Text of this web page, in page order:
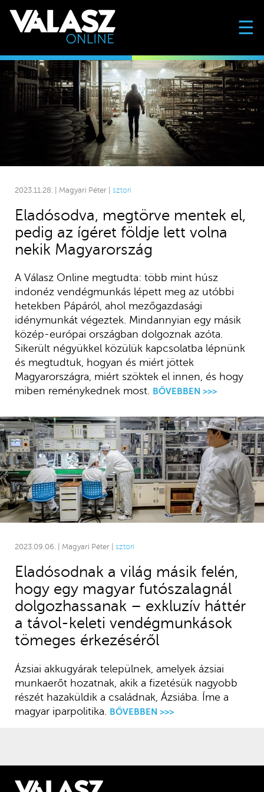
☰
2023.11.28. | Magyari Péter | sztori
Eladósodva, megtörve mentek el,
pedig az ígéret földje lett volna
nekik Magyarország
A Válasz Online megtudta: több mint húsz
indonéz vendégmunkás lépett meg az utóbbi
hetekben Pápáról, ahol mezőgazdasági
idénymunkát végeztek. Mindannyian egy másik
közép-európai országban dolgoznak azóta.
Sikerült négyükkel közülük kapcsolatba lépnünk
és megtudtuk, hogyan és miért jöttek
Magyarországra, miért szöktek el innen, és hogy
miben reménykednek most. BŐVEBBEN >>>
2023.09.06. | Magyari Péter | sztori
Eladósodnak a világ másik felén,
hogy egy magyar futószalagnál
dolgozhassanak – exkluzív háttér
a távol-keleti vendégmunkások
tömeges érkezéséről
Ázsiai akkugyárak települnek, amelyek ázsiai
munkaerőt hozatnak, akik a fizetésük nagyobb
részét hazaküldik a családnak, Ázsiába. Íme a
magyar iparpolitika. BŐVEBBEN >>>